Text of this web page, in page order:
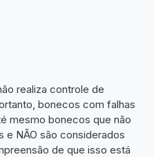
realiza controle de
bonecos com falhas
mesmo bonecos que não
e NÃO são considerados
de que isso está